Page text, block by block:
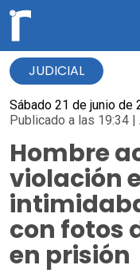
JUDICIAL
Sábado 21 de junio de
Publicado a las 19:34
Hombre
violación
con fotos
en prisión